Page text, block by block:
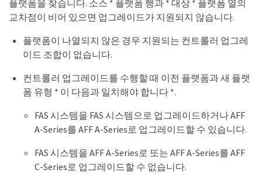
플랫폼을 찾습니다. 소스 * 플랫폼 행과 * 대상 * 플랫폼 열의
교차점이 비어 있으면 업그레이드가 지원되지 않습니다.
플랫폼이 나열되지 않은 경우 지원되는 컨트롤러 업그레
이드 조합이 없습니다.
컨트롤러 업그레이드를 수행할 때 이전 플랫폼과 새 플랫
폼 유형 * 이 다음과 일치해야 합니다 *.
FAS 시스템을 FAS 시스템으로 업그레이드하거나 AFF
A-Series를 AFF A-Series로 업그레이드할 수 있습니다.
FAS 시스템을 AFF A-Series로 또는 AFF A-Series를 AFF
C-Series로 업그레이드할 수 없습니다.